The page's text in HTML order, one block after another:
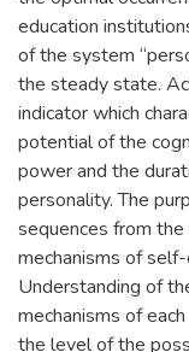
education
of the system
the steady state.
indicator which
potential of the
power and the
personality. The
sequences from
mechanisms of
Understanding of
mechanisms of
the level of the